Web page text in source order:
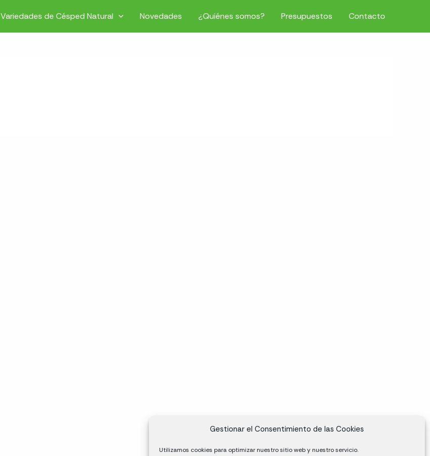
Gestionar el Consentimiento de las Cookies
Utilizamos cookies para optimizar nuestro sitio web y nuestro servicio.
Variedades de Césped Natural Novedades ¿Quiénes somos? Presupuestos Contacto